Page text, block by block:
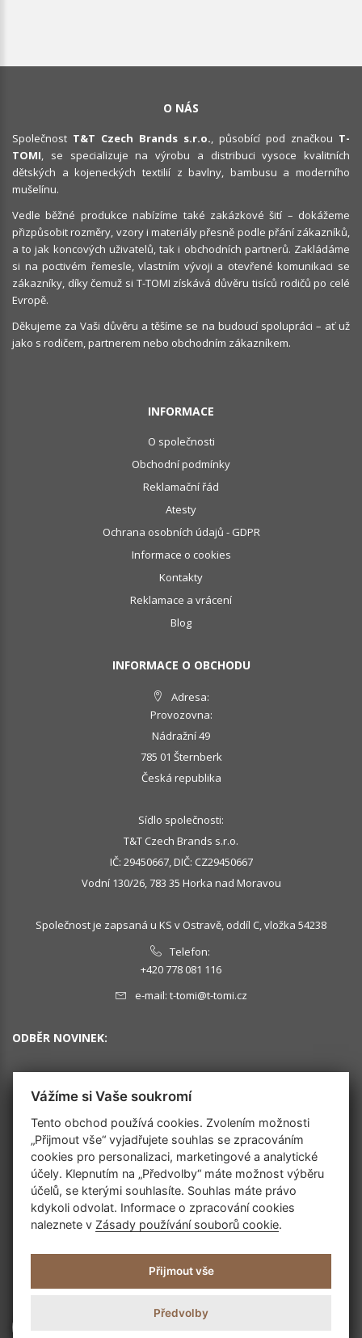
O NÁS
Společnost T&T Czech Brands s.r.o., působící pod značkou T-
TOMI, se specializuje na výrobu a distribuci vysoce kvalitních
dětských a kojeneckých textilií z bavlny, bambusu a moderního
mušelínu.
Vedle běžné produkce nabízíme také zakázkové šití – dokážeme
přizpůsobit rozměry, vzory i materiály přesně podle přání zákazníků,
a to jak koncových uživatelů, tak i obchodních partnerů. Zakládáme
si na poctivém řemesle, vlastním vývoji a otevřené komunikaci se
zákazníky, díky čemuž si T-TOMI získává důvěru tisíců rodičů po celé
Evropě.
Děkujeme za Vaši důvěru a těšíme se na budoucí spolupráci – ať už
jako s rodičem, partnerem nebo obchodním zákazníkem.
INFORMACE
O společnosti
Obchodní podmínky
Reklamační řád
Atesty
Ochrana osobních údajů - GDPR
Informace o cookies
Kontakty
Reklamace a vrácení
Blog
INFORMACE O OBCHODU
Adresa:
Provozovna:
Nádražní 49
785 01 Šternberk
Česká republika
Sídlo společnosti:
T&T Czech Brands s.r.o.
IČ: 29450667, DIČ: CZ29450667
Vodní 130/26, 783 35 Horka nad Moravou
Společnost je zapsaná u KS v Ostravě, oddíl C, vložka 54238
Telefon:
+420 778 081 116
e-mail: t-tomi@t-tomi.cz
ODBĚR NOVINEK:
OK
SLEDUJTE NÁS
Vážíme si Vaše soukromí
Tento obchod používá cookies. Zvolením možnosti
„Přijmout vše“ vyjadřujete souhlas se zpracováním
cookies pro personalizaci, marketingové a analytické
účely. Klepnutím na „Předvolby“ máte možnost výběru
účelů, se kterými souhlasíte. Souhlas máte právo
kdykoli odvolat. Informace o zpracování cookies
naleznete v Zásady používání souborů cookie.
Přijmout vše
Předvolby